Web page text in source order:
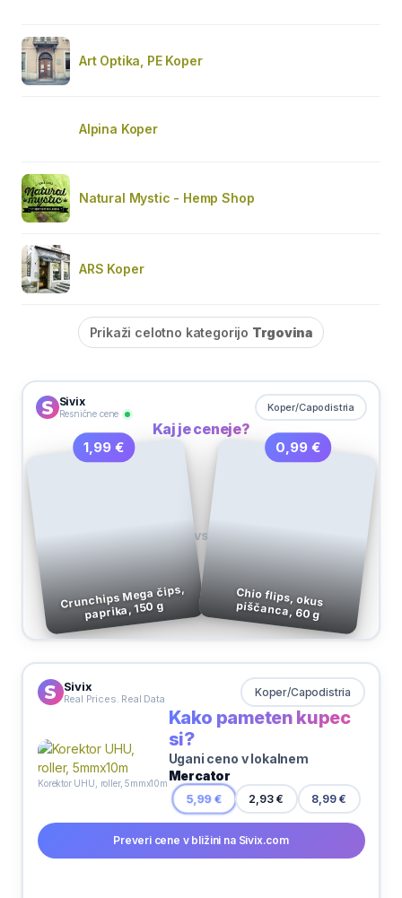
Art Optika, PE Koper
Alpina Koper
Natural Mystic - Hemp Shop
ARS Koper
Prikaži celotno kategorijo Trgovina
Sivix
Resnične cene
Koper/Capodistria
Kaj je ceneje?
1,99 €
Crunchips Mega čips,
paprika, 150 g
VS
0,99 €
Chio flips, okus
piščanca, 60 g
Sivix
Real Prices. Real Data Koper/Capodistria
Korektor UHU, roller, 5mmx10m
Kako pameten kupec
si?
Ugani ceno v lokalnem
Mercator
5,99 € 2,93 € 8,99 €
Preveri cene v bližini na Sivix.com